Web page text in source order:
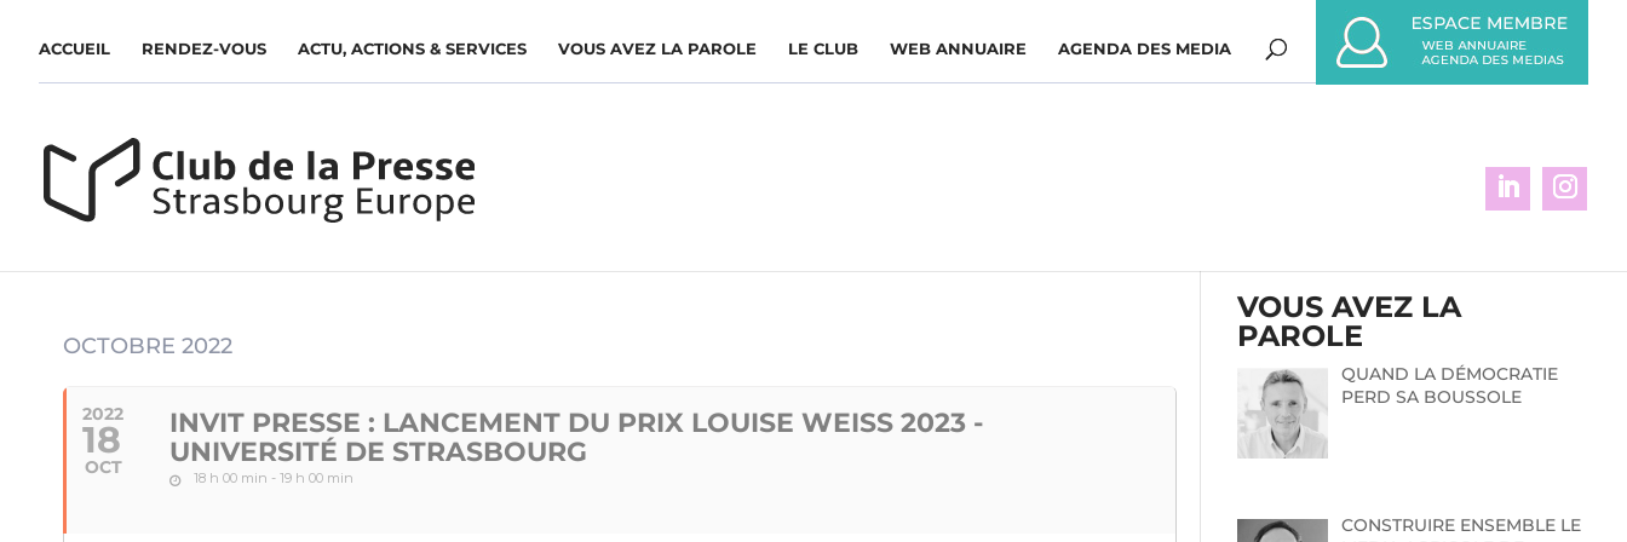
ACCUEIL RENDEZ-VOUS ACTU, ACTIONS & SERVICES VOUS AVEZ LA PAROLE LE CLUB WEB ANNUAIRE AGENDA DES MEDIA
OCTOBRE 2022
2022
18
OCT
INVIT PRESSE : LANCEMENT DU PRIX LOUISE WEISS 2023 -
UNIVERSITÉ DE STRASBOURG
18 h 00 min - 19 h 00 min
VOUS AVEZ LA
PAROLE
QUAND LA DÉMOCRATIE
PERD SA BOUSSOLE
CONSTRUIRE ENSEMBLE LE